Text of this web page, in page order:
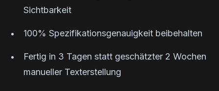
Sichtbarkeit
100% Spezifikationsgenauigkeit beibehalten
Fertig in 3 Tagen statt geschätzter 2 Wochen
manueller Texterstellung